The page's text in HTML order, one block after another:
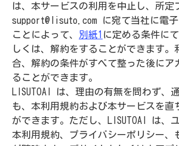
は、本サービスの利用を中止し、所
support@lisuto.com に宛て当社に電
ことによって、 別紙1 に定める条件に
しくは、解約をすることができます。
合、解約の条件がすべて整った後にア
ることができます。
LISUTOAI は、理由の有無を問わず、
も、本利用規約および本サービスを直
ができます。ただし、LISUTOAI は、
本利用規約、プライバシーポリシー、